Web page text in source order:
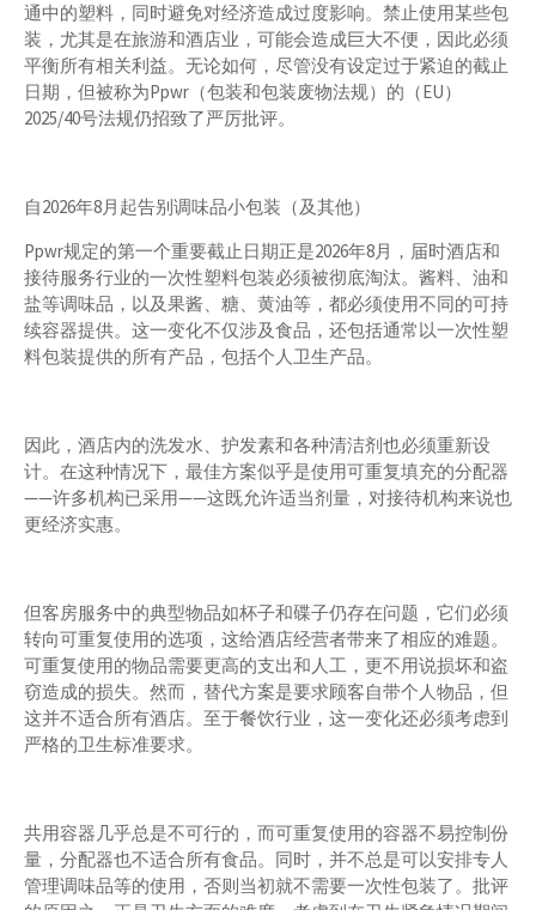
通中的塑料，同时避免对经济造成过度影响。禁止使用某些包
装，尤其是在旅游和酒店业，可能会造成巨大不便，因此必须
平衡所有相关利益。无论如何，尽管没有设定过于紧迫的截止
日期，但被称为Ppwr（包装和包装废物法规）的（EU）
2025/40号法规仍招致了严厉批评。
自2026年8月起告别调味品小包装（及其他）
Ppwr规定的第一个重要截止日期正是2026年8月，届时酒店和
接待服务行业的一次性塑料包装必须被彻底淘汰。酱料、油和
盐等调味品，以及果酱、糖、黄油等，都必须使用不同的可持
续容器提供。这一变化不仅涉及食品，还包括通常以一次性塑
料包装提供的所有产品，包括个人卫生产品。
因此，酒店内的洗发水、护发素和各种清洁剂也必须重新设
计。在这种情况下，最佳方案似乎是使用可重复填充的分配器
——许多机构已采用——这既允许适当剂量，对接待机构来说也
更经济实惠。
但客房服务中的典型物品如杯子和碟子仍存在问题，它们必须
转向可重复使用的选项，这给酒店经营者带来了相应的难题。
可重复使用的物品需要更高的支出和人工，更不用说损坏和盗
窃造成的损失。然而，替代方案是要求顾客自带个人物品，但
这并不适合所有酒店。至于餐饮行业，这一变化还必须考虑到
严格的卫生标准要求。
共用容器几乎总是不可行的，而可重复使用的容器不易控制份
量，分配器也不适合所有食品。同时，并不总是可以安排专人
管理调味品等的使用，否则当初就不需要一次性包装了。批评